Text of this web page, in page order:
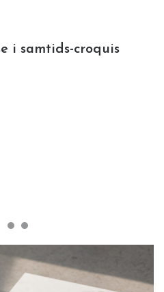
i samtids-croquis